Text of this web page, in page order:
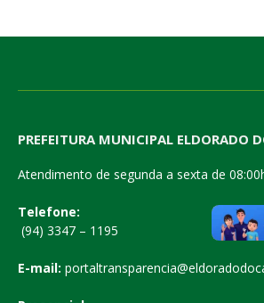
PREFEITURA MUNICIPAL ELDORADO
Atendimento de segunda a sexta de
Telefone:
(94) 3347 – 1195
E-mail: